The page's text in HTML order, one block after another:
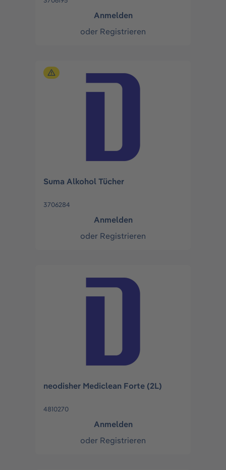
Anmelden
oder Registrieren
Suma Alkohol Tücher
3706284
Anmelden
oder Registrieren
neodisher Mediclean Forte (2L)
4810270
Anmelden
oder Registrieren